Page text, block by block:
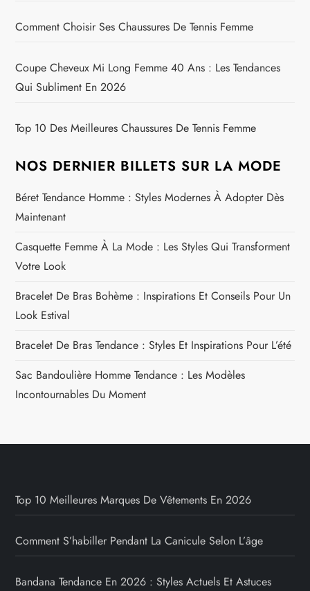
Comment Choisir Ses Chaussures De Tennis Femme
Coupe Cheveux Mi Long Femme 40 Ans : Les Tendances
Qui Subliment En 2026
Top 10 Des Meilleures Chaussures De Tennis Femme
NOS DERNIER BILLETS SUR LA MODE
Béret Tendance Homme : Styles Modernes À Adopter Dès
Maintenant
Casquette Femme À La Mode : Les Styles Qui Transforment
Votre Look
Bracelet De Bras Bohème : Inspirations Et Conseils Pour Un
Look Estival
Bracelet De Bras Tendance : Styles Et Inspirations Pour L’été
Sac Bandoulière Homme Tendance : Les Modèles
Incontournables Du Moment
Top 10 Meilleures Marques De Vêtements En 2026
Comment S’habiller Pendant La Canicule Selon L’âge
Bandana Tendance En 2026 : Styles Actuels Et Astuces